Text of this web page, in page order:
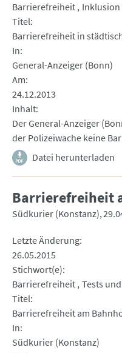
Barrierefreiheit Inklusion
Titel
Barrierefreiheit in
In
General-Anzeiger (Bonn)
Am
24.12.2013
Inhalt
Der General-Anzeiger
der Polizeiwache keine
Datei herunterladen
Barrierefreiheit
Südkurier (Konstanz)
Letzte Änderung
26.05.2015
Stichwort(e)
Barrierefreiheit Tests
Titel
Barrierefreiheit am
In
Südkurier (Konstanz)